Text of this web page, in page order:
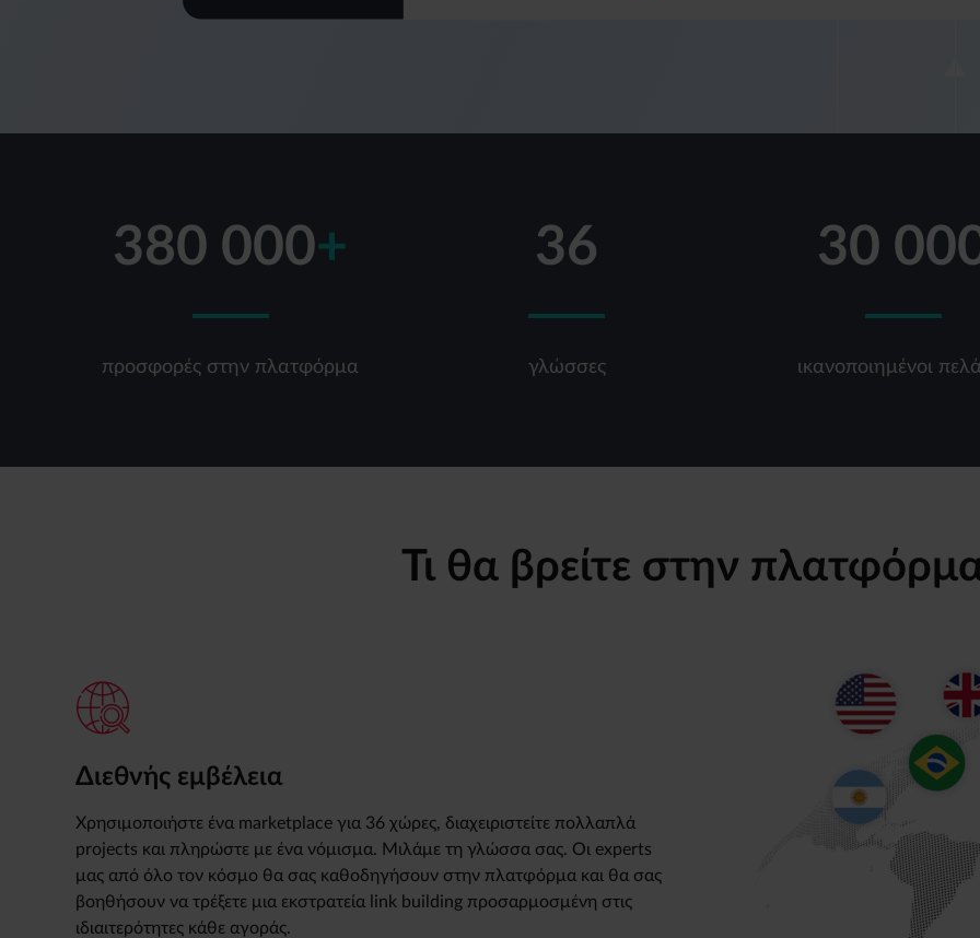
380 000+
προσφορές στην πλατφόρμα
36
γλώσσες
30
ικανοποιημένοι
Τι θα βρείτε στην
Διεθνής εμβέλεια
Χρησιμοποιήστε ένα marketplace για 36 χώρες, διαχειριστείτε πολλαπλά
projects και πληρώστε με ένα νόμισμα. Μιλάμε τη γλώσσα σας. Οι experts
μας από όλο τον κόσμο θα σας καθοδηγήσουν στην πλατφόρμα και θα σας
βοηθήσουν να τρέξετε μια εκστρατεία link building προσαρμοσμένη στις
ιδιαιτερότητες κάθε αγοράς.